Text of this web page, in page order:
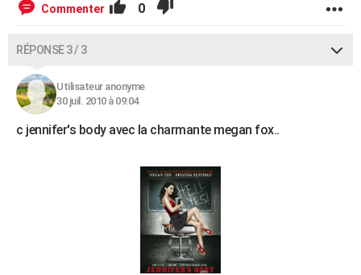
Commenter 0
RÉPONSE 3 / 3
Utilisateur anonyme
30 juil. 2010 à 09:04
c jennifer's body avec la charmante megan fox..